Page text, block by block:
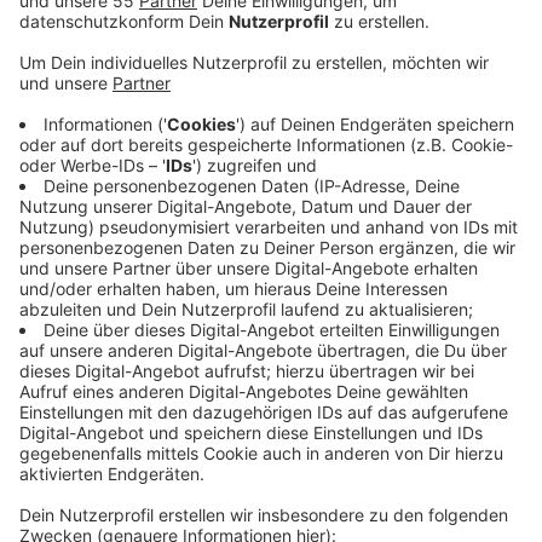
Anzeige
Laut der IHK muss die Wettbewerbsfähigkeit gestärkt
werden - und die Bürokratie muss sinken. Die IHK hat
deshalb 50 Verbesserungsvorschläge dazu formuliert.
Ein Beispiel ist demnach die
Datenschutzgrundverordnung: Die gilt ja schon länger -
sorgt bei den Unternehmen demnach aber immer noch
für viel Unsicherheit. Die IHK fordert deshalb
Ausnahmeregelungen für den Mittelstand, zum
Beispiel bei den Dokumentationspflichten.
Grundsätzlich seien sich aber alle einig, heißt es: Die
EU und der gemeinsame Binnenmarkt habe den
Austausch von Waren und Dienstleistungen innerhalb
des Bündnisses enorm gepusht.